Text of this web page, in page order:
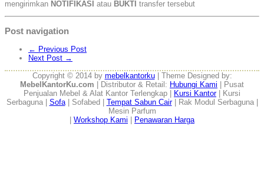
mengirimkan NOTIFIKASI atau BUKTI transfer tersebut
Post navigation
← Previous Post
Next Post →
Copyright © 2014 by mebelkantorku| Theme Designed by:
MebelKantorKu.com | Distributor & Retail: Hubungi Kami | Pusat
Penjualan Mebel & Alat Kantor Terlengkap |
Kursi Kantor| Kursi
Serbaguna | Sofa| Sofabed | Tempat Sabun Cair| Rak Modul Serbaguna |
Mesin Parfum
Workshop Kami Penawaran Harga